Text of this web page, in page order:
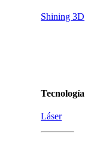
Shining 3D
Tecnología
Láser